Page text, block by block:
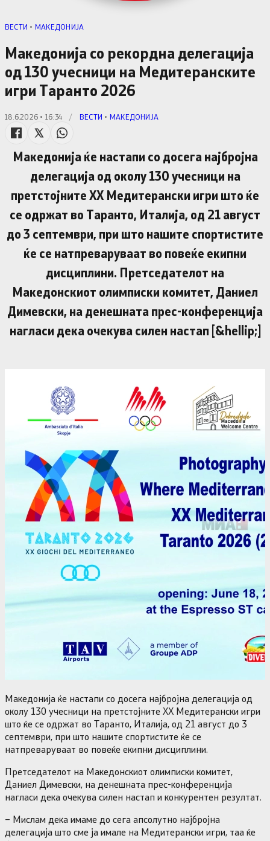
ВЕСТИ • МАКЕДОНИЈА
Македонија со рекордна делегација
од 130 учесници на Медитеранските
игри Таранто 2026
18.6.2026 • 16:34 / ВЕСТИ • МАКЕДОНИЈА
Македонија ќе настапи со досега најбројна
делегација од околу 130 учесници на
претстојните XX Медитерански игри што ќе
се одржат во Таранто, Италија, од 21 август
до 3 септември, при што нашите спортистите
ќе се натпреваруваат во повеќе екипни
дисциплини. Претседателот на
Македонскиот олимписки комитет, Даниел
Димевски, на денешната прес-конференција
нагласи дека очекува силен настап [&hellip;]
Македонија ќе настапи со досега најбројна делегација од
околу 130 учесници на претстојните XX Медитерански игри
што ќе се одржат во Таранто, Италија, од 21 август до 3
септември, при што нашите спортистите ќе се
натпреваруваат во повеќе екипни дисциплини.
Претседателот на Македонскиот олимписки комитет,
Даниел Димевски, на денешната прес-конференција
нагласи дека очекува силен настап и конкурентен резултат.
– Мислам дека имаме до сега апсолутно најбројна
делегација што сме ја имале на Медитерански игри, таа ќе